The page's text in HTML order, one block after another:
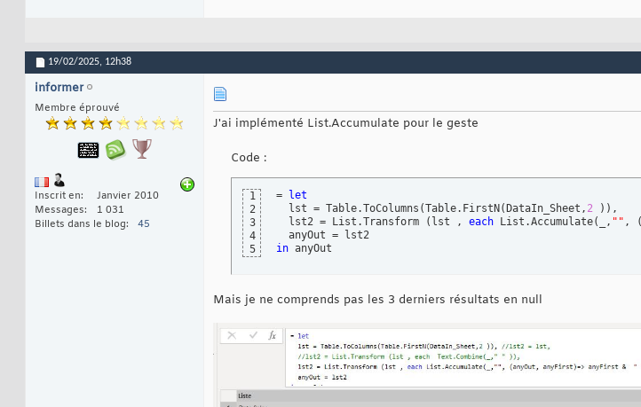
19/02/2025, 12h38
informer
Membre éprouvé
Inscrit en
Janvier 2010
Messages
1 031
Billets dans le blog
45
J'ai implémenté List.Accumulate pour le geste
Code :
1
2
3
4
5
=
let
  lst = Table.ToColumns
(Table.FirstN ( DataIn_Sheet, 2 ) ) ,
  lst2 = List.Transform
( lst , each List.Accumulate( _, "" , (
in anyOut
Mais je ne comprends pas les 3 derniers résultats en null